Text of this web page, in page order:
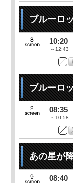
ブルーロ
10:20
～12:43
ブルーロ
08:35
～10:58
あの星が
08:40